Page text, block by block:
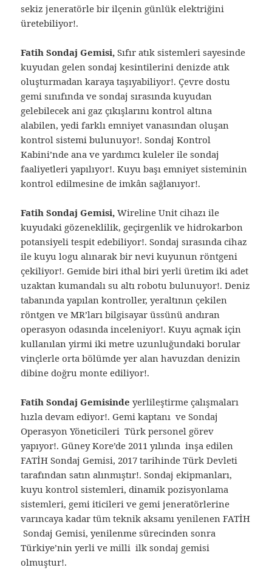
sekiz jeneratörle bir ilçenin günlük elektriğini
üretebiliyor!.
Fatih Sondaj Gemisi, Sıfır atık sistemleri sayesinde
kuyudan gelen sondaj kesintilerini denizde atık
oluşturmadan karaya taşıyabiliyor!. Çevre dostu
gemi sınıfında ve sondaj sırasında kuyudan
gelebilecek ani gaz çıkışlarını kontrol altına
alabilen, yedi farklı emniyet vanasından oluşan
kontrol sistemi bulunuyor!. Sondaj Kontrol
Kabini’nde ana ve yardımcı kuleler ile sondaj
faaliyetleri yapılıyor!. Kuyu başı emniyet sisteminin
kontrol edilmesine de imkân sağlanıyor!.
Fatih Sondaj Gemisi, Wireline Unit cihazı ile
kuyudaki gözeneklilik, geçirgenlik ve hidrokarbon
potansiyeli tespit edebiliyor!. Sondaj sırasında cihaz
ile kuyu logu alınarak bir nevi kuyunun röntgeni
çekiliyor!. Gemide biri ithal biri yerli üretim iki adet
uzaktan kumandalı su altı robotu bulunuyor!. Deniz
tabanında yapılan kontroller, yeraltının çekilen
röntgen ve MR’ları bilgisayar üssünü andıran
operasyon odasında inceleniyor!. Kuyu açmak için
kullanılan yirmi iki metre uzunluğundaki borular
vinçlerle orta bölümde yer alan havuzdan denizin
dibine doğru monte ediliyor!.
Fatih Sondaj Gemisinde yerlileştirme çalışmaları
hızla devam ediyor!. Gemi kaptanı ve Sondaj
Operasyon Yöneticileri Türk personel görev
yapıyor!. Güney Kore’de 2011 yılında inşa edilen
FATİH Sondaj Gemisi, 2017 tarihinde Türk Devleti
tarafından satın alınmıştır!. Sondaj ekipmanları,
kuyu kontrol sistemleri, dinamik pozisyonlama
sistemleri, gemi iticileri ve gemi jeneratörlerine
varıncaya kadar tüm teknik aksamı yenilenen FATİH
Sondaj Gemisi, yenilenme sürecinden sonra
Türkiye’nin yerli ve milli ilk sondaj gemisi
olmuştur!.